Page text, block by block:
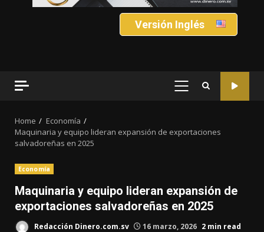
Versión Inglés
PRIMARY
Home
Economía
Maquinaria y equipo lideran expansión de exportaciones
salvadoreñas en 2025
Economía
Maquinaria y equipo lideran expansión de
exportaciones salvadoreñas en 2025
Redacción Dinero.com.sv 16 marzo, 2026 2 min read